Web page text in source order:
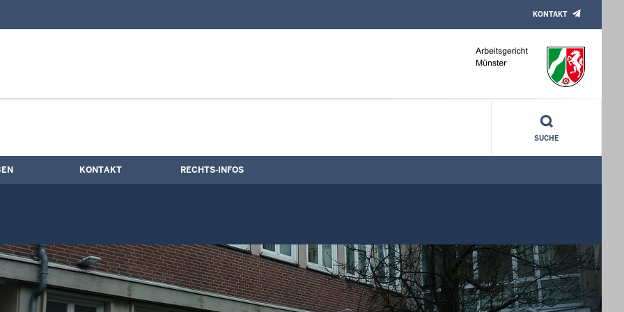
Kontaktformular
KONTAKT
SUCHE
KONTAKT RECHTS-INFOS